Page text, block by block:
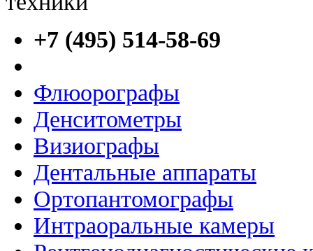
+7 (495) 514-58-69
Флюорографы
Денситометры
Визиографы
Дентальные аппараты
Ортопантомографы
Интраоральные камеры